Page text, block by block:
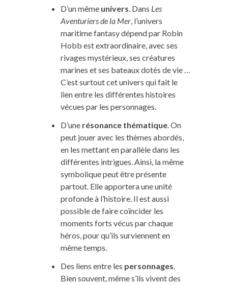
D’un même univers. Dans Les
Aventuriers de la Mer, l’univers
maritime fantasy dépend par Robin
Hobb est extraordinaire, avec ses
rivages mystérieux, ses créatures
marines et ses bateaux dotés de vie …
C’est surtout cet univers qui fait le
lien entre les différentes histoires
vécues par les personnages.
D’une résonance thématique. On
peut jouer avec les thèmes abordés,
en les mettant en parallèle dans les
différentes intrigues. Ainsi, la même
symbolique peut être présente
partout. Elle apportera une unité
profonde à l’histoire. Il est aussi
possible de faire coïncider les
moments forts vécus par chaque
héros, pour qu’ils surviennent en
même temps.
Des liens entre les personnages.
Bien souvent, même s’ils vivent des